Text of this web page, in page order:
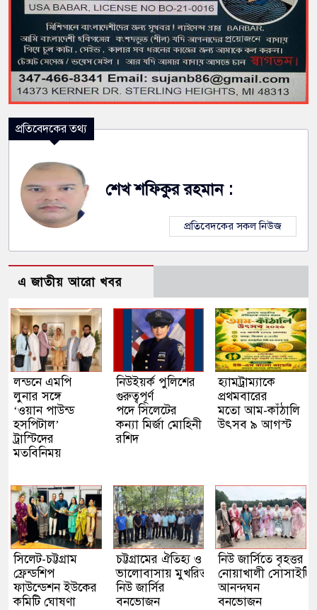
প্রতিবেদকের তথ্য
শেখ শফিকুর রহমান :
প্রতিবেদকের সকল নিউজ
এ জাতীয় আরো খবর
লন্ডনে এমপি
লুনার সঙ্গে
‘ওয়ান পাউন্ড
হসপিটাল’
ট্রাস্টিদের
মতবিনিময়
নিউইয়র্ক পুলিশের
গুরুত্বপূর্ণ
পদে সিলেটের
কন্যা মির্জা মোহিনী
রশিদ
হ্যামট্রাম্যাকে
প্রথমবারের
মতো আম-কাঁঠালি
উৎসব ৯ আগস্ট
সিলেট-চট্টগ্রাম
ফ্রেন্ডশিপ
ফাউন্ডেশন ইউকের
কমিটি ঘোষণা
চট্টগ্রামের ঐতিহ্য ও
ভালোবাসায় মুখরিত
নিউ জার্সির
বনভোজন
নিউ জার্সিতে বৃহত্তর
নোয়াখালী সোসাইটির
আনন্দঘন
বনভোজন